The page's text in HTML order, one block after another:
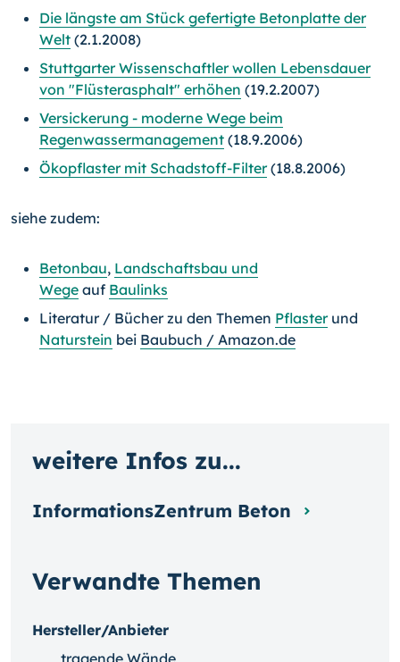
Die längste am Stück gefertigte Betonplatte der
Welt (2.1.2008)
Stuttgarter Wissenschaftler wollen Lebensdauer
von "Flüsterasphalt" erhöhen (19.2.2007)
Versickerung - moderne Wege beim
Regenwassermanagement (18.9.2006)
Ökopflaster mit Schadstoff-Filter(18.8.2006)
siehe zudem:
Betonbau, Landschaftsbau und
Wege auf Baulinks
Literatur / Bücher zu den Themen Pflasterund
Naturstein bei Baubuch / Amazon.de
Verwandte Themen
Hersteller/Anbieter
weitere Infos zu...
InformationsZentrum Beton